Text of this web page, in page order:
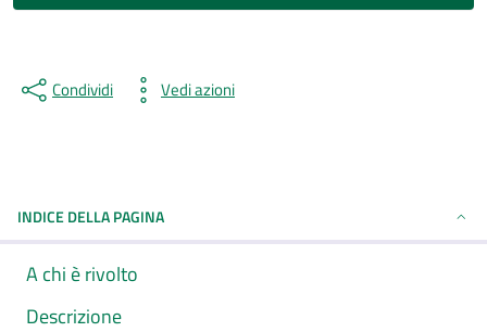
Condividi Vedi azioni
INDICE DELLA PAGINA
A chi è rivolto
Descrizione